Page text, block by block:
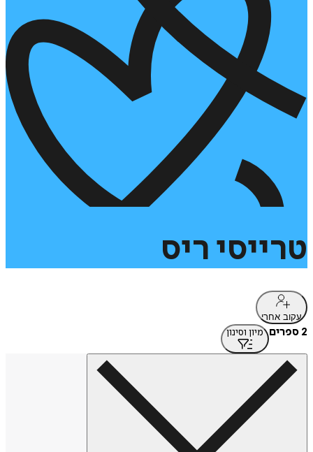
טרייסי ריס
עקוב אחרי
2 ספרים מיון וסינון